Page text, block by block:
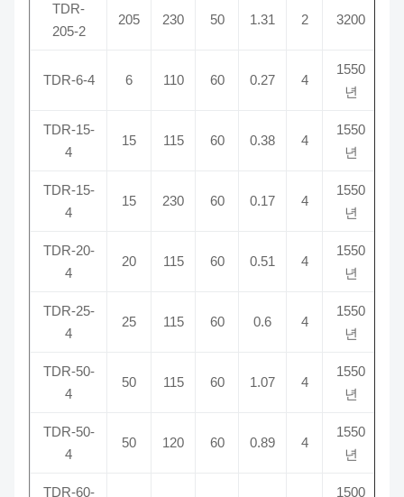
TDR-
205-2
205 230 50 1.31 2 3200
TDR-6-4 6 110 60 0.27 4
1550
년
TDR-15-
4
15 115 60 0.38 4
1550
년
TDR-15-
4
15 230 60 0.17 4
1550
년
TDR-20-
4
20 115 60 0.51 4
1550
년
TDR-25-
4
25 115 60 0.6 4
1550
년
TDR-50-
4
50 115 60 1.07 4
1550
년
TDR-50-
4
50 120 60 0.89 4
1550
년
TDR-60- 1500